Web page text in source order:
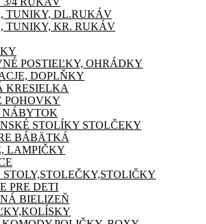
TUNIKY, DL.RUKÁV
TUNIKY, KR. RUKÁV
POSTIEĽKY, OHRÁDKY
DOPLŇKY
KRESIELKA
POHOVKY
NÁBYTOK
STOLÍKY STOLČEKY
BÁBÄTKÁ
LAMPIČKY
STOLY,STOLEČKY,STOLIČKY
PRE DETI
BIELIZEŇ